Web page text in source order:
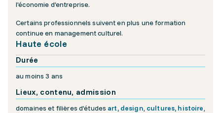
l'économie d’entreprise.
Certains professionnels suivent en plus une formation
continue en management culturel.
Haute école
Durée
au moins 3 ans
Lieux, contenu, admission
domaines et filières d’études art, design, cultures, histoire,